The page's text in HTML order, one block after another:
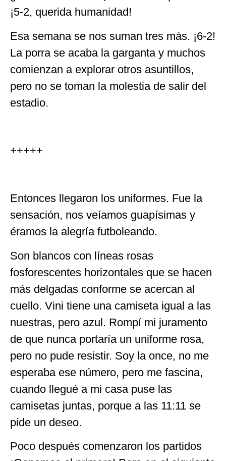
¡5-2, querida humanidad!
Esa semana se nos suman tres más. ¡6-2!
La porra se acaba la garganta y muchos
comienzan a explorar otros asuntillos,
pero no se toman la molestia de salir del
estadio.
+++++
Entonces llegaron los uniformes. Fue la
sensación, nos veíamos guapísimas y
éramos la alegría futboleando.
Son blancos con líneas rosas
fosforescentes horizontales que se hacen
más delgadas conforme se acercan al
cuello. Vini tiene una camiseta igual a las
nuestras, pero azul. Rompí mi juramento
de que nunca portaría un uniforme rosa,
pero no pude resistir. Soy la once, no me
esperaba ese número, pero me fascina,
cuando llegué a mi casa puse las
camisetas juntas, porque a las 11:11 se
pide un deseo.
Poco después comenzaron los partidos